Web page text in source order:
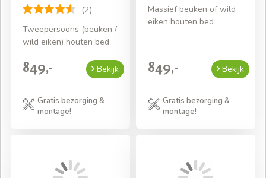
(2)
Tweepersoons (beuken /
wild eiken) houten bed
849,- Bekijk
Gratis bezorging &
montage!
Massief beuken of wild
eiken houten bed
849,- Bekijk
Gratis bezorging &
montage!